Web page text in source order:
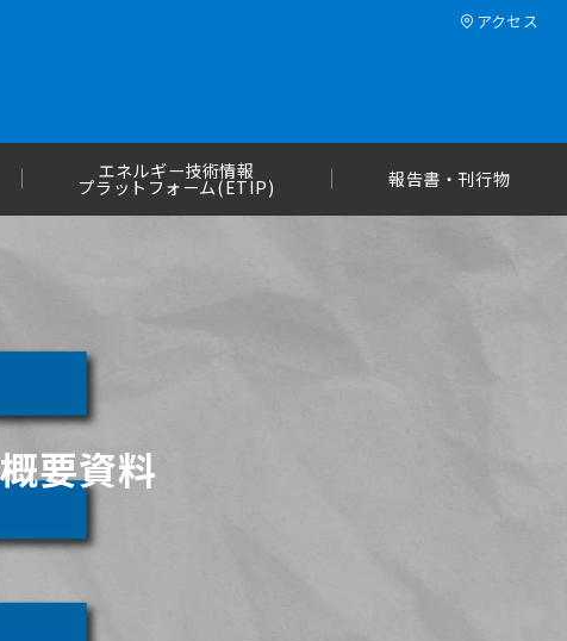
アクセス
エネルギー技術情報
プラットフォーム(ETIP) 報告書・刊行物
要資料